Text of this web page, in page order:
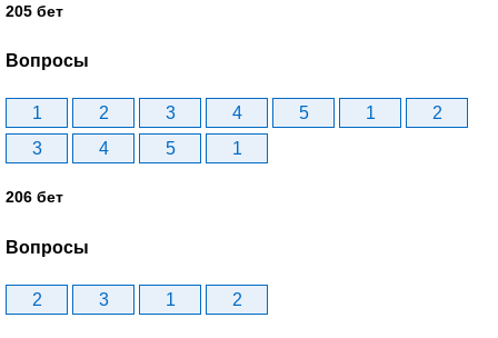
205 бет
Вопросы
1 2 3 4 5 1
2
3
4 5 1
206 бет
Вопросы
2 3 1 2